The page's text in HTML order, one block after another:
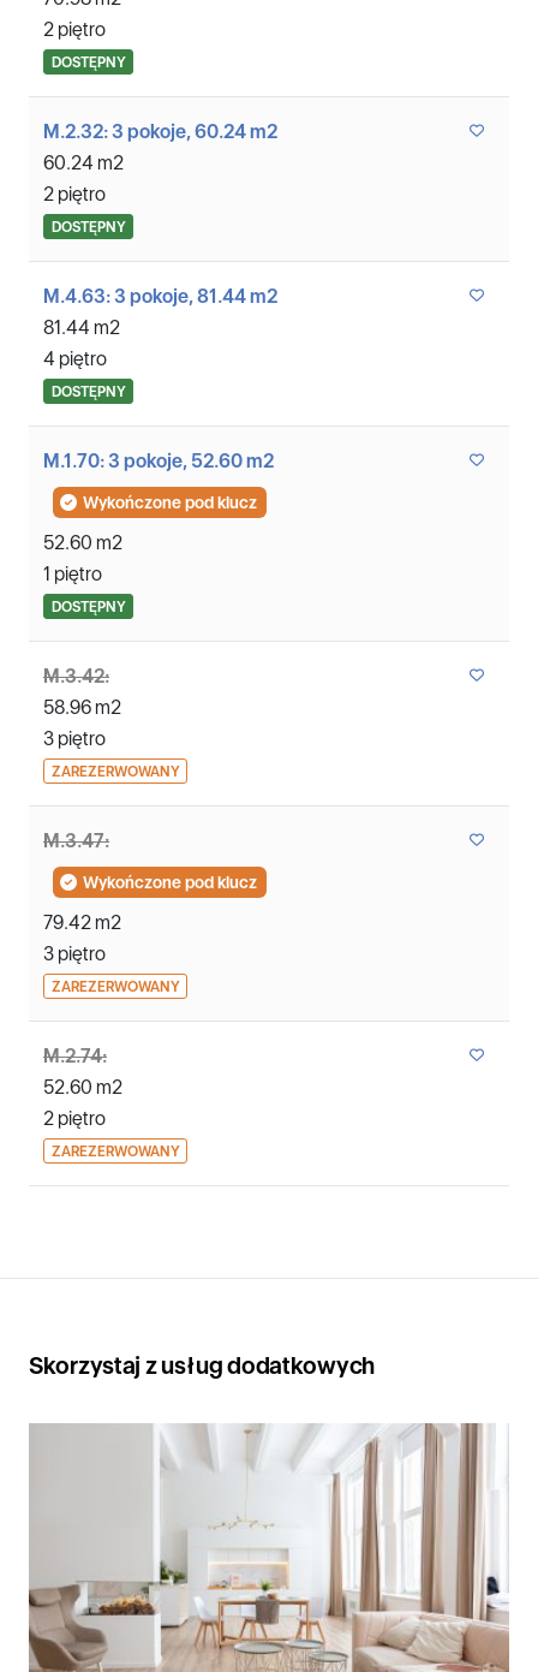
2 piętro
DOSTĘPNY
M.2.32: 3 pokoje, 60.24 m2
60.24 m2
2 piętro
DOSTĘPNY
M.4.63: 3 pokoje, 81.44 m2
81.44 m2
4 piętro
DOSTĘPNY
M.1.70: 3 pokoje, 52.60 m2
Wykończone pod klucz
52.60 m2
1 piętro
DOSTĘPNY
M.3.42:
58.96 m2
3 piętro
ZAREZERWOWANY
M.3.47:
Wykończone pod klucz
79.42 m2
3 piętro
ZAREZERWOWANY
M.2.74:
52.60 m2
2 piętro
ZAREZERWOWANY
Skorzystaj z usług dodatkowych